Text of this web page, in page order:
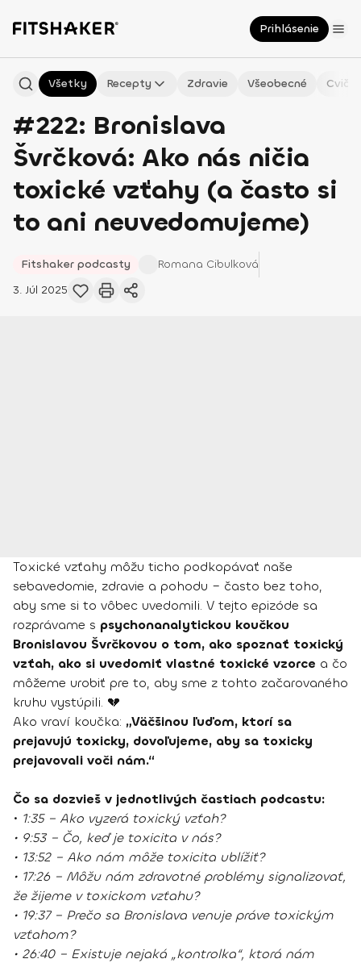
Prihlásenie
Všetky Recepty Zdravie Všeobecné
#222: Bronislava
Švrčková: Ako nás ničia
toxické vzťahy (a často si
to ani neuvedomujeme)
Fitshaker podcasty Romana Cibulková
3. Júl 2025
Toxické vzťahy môžu ticho podkopávať naše
sebavedomie, zdravie a pohodu – často bez toho,
aby sme si to vôbec uvedomili. V tejto epizóde sa
rozprávame s psychonanalytickou koučkou
Bronislavou Švrčkovou o tom, ako spoznať toxický
vzťah, ako si uvedomiť vlastné toxické vzorce a čo
môžeme urobiť pre to, aby sme z tohto začarovaného
kruhu vystúpili. 💔
Ako vraví koučka: „Väčšinou ľuďom, ktorí sa
prejavujú toxicky, dovoľujeme, aby sa toxicky
prejavovali voči nám.“
Čo sa dozvieš v jednotlivých častiach podcastu:
• 1:35 – Ako vyzerá toxický vzťah?
• 9:53 – Čo, keď je toxicita v nás?
• 13:52 – Ako nám môže toxicita ublížiť?
• 17:26 – Môžu nám zdravotné problémy signalizovať,
že žijeme v toxickom vzťahu?
• 19:37 – Prečo sa Bronislava venuje práve toxickým
vzťahom?
• 26:40 – Existuje nejaká „kontrolka“, ktorá nám